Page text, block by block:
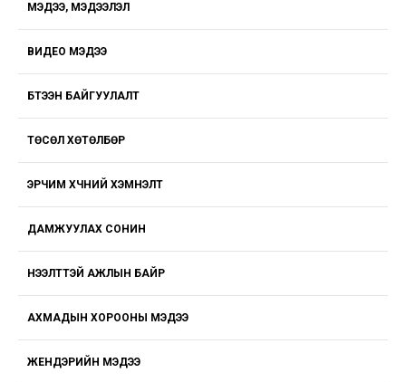
МЭДЭЭ, МЭДЭЭЛЭЛ
ВИДЕО МЭДЭЭ
БҮТЭЭН БАЙГУУЛАЛТ
ТӨСӨЛ ХӨТӨЛБӨР
ЭРЧИМ ХҮЧНИЙ ХЭМНЭЛТ
ДАМЖУУЛАХ СОНИН
НЭЭЛТТЭЙ АЖЛЫН БАЙР
АХМАДЫН ХОРООНЫ МЭДЭЭ
ЖЕНДЭРИЙН МЭДЭЭ